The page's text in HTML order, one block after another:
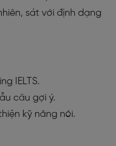
sát với định dạng
IELTS.
câu gợi ý.
kỹ năng nói.